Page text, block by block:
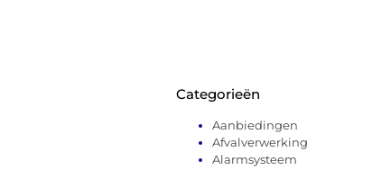
Categorieën
Aanbiedingen
Afvalverwerking
Alarmsysteem